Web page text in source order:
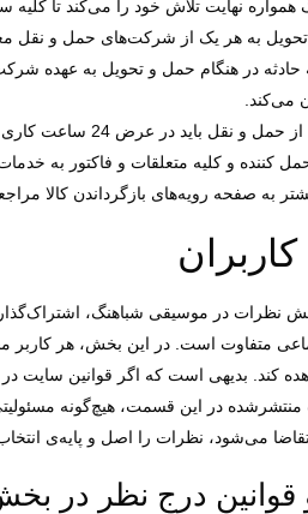
نهایت تلاش خود را می‏‌کند تا
به هر یک از شرکت‌‏های حمل و نقل
حادثه در هنگام حمل و تحویل به عهده
می‌‏کند.
آسیب‏‌های ناشی
کننده و کلیه متعلقات و فاکتور به
به صفحه رویه‌های بازگرداندن کالا
نظرات در موسیقی شباهنگ،
متفاوت است. در این بخش، هر کاربر
کند. بدیهی است که اگر قوانین سایت در
در این قسمت، هیچ‌گونه
می‌شود، نظرات را اصل و پایه‌ی
درج نظر در